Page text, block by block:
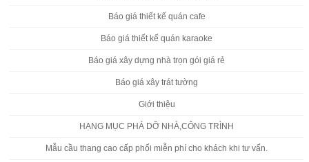
Báo giá thiết kế quán cafe
Báo giá thiết kế quán karaoke
Báo giá xây dựng nhà trọn gói giá rẻ
Báo giá xây trát tường
Giới thiệu
HẠNG MỤC PHÁ DỠ NHÀ,CÔNG TRÌNH
Mẫu cầu thang cao cấp phối miễn phí cho khách khi tư vấn.